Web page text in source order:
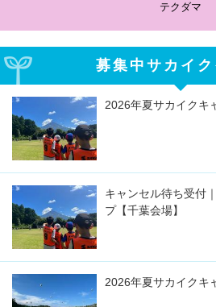
テクダマ
募集中サカイク
2026年夏サカイクキ
キャンセル待ち受付
プ【千葉会場】
2026年夏サカイクキ